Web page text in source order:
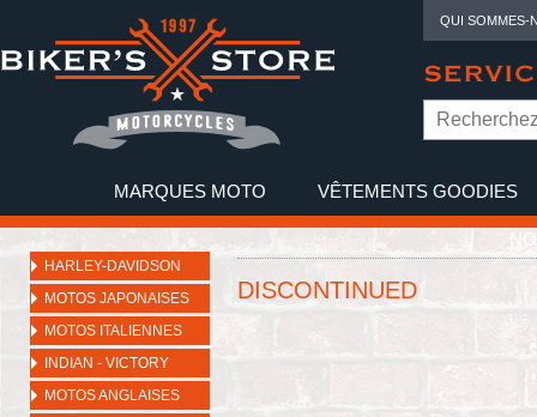
QUI SOMMES-
MARQUES MOTO VÊTEMENTS GOODIES
HARLEY-DAVIDSON
MOTOS JAPONAISES
MOTOS ITALIENNES
INDIAN - VICTORY
MOTOS ANGLAISES
DISCONTINUED